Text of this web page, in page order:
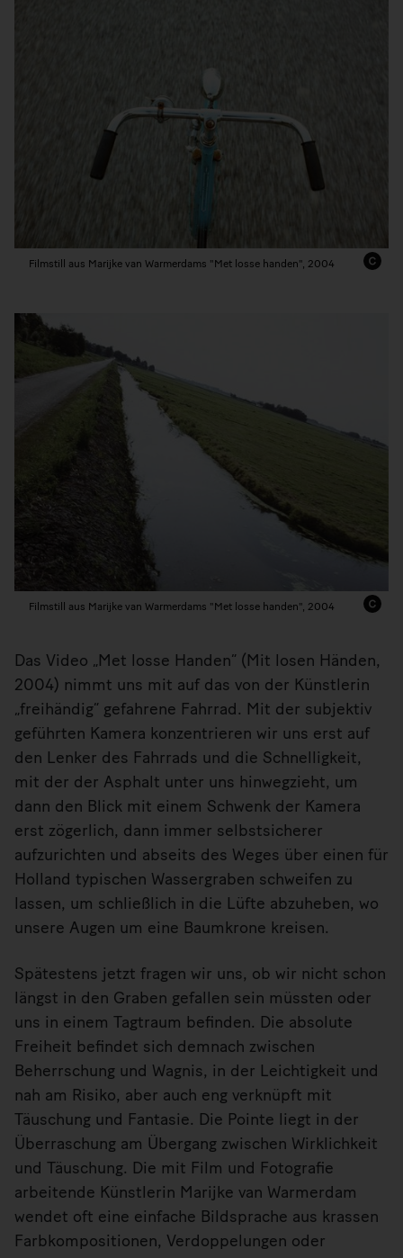
Filmstill aus Marijke van Warmerdams "Met losse handen", 2004
Das Video „Met losse Handen“ (Mit losen Händen,
2004) nimmt uns mit auf das von der Künstlerin
„freihändig“ gefahrene Fahrrad. Mit der subjektiv
geführten Kamera konzentrieren wir uns erst auf
den Lenker des Fahrrads und die Schnelligkeit,
mit der der Asphalt unter uns hinwegzieht, um
dann den Blick mit einem Schwenk der Kamera
erst zögerlich, dann immer selbstsicherer
aufzurichten und abseits des Weges über einen für
Holland typischen Wassergraben schweifen zu
lassen, um schließlich in die Lüfte abzuheben, wo
unsere Augen um eine Baumkrone kreisen.
Filmstill aus Marijke van Warmerdams "Met losse handen", 2004
Spätestens jetzt fragen wir uns, ob wir nicht schon
längst in den Graben gefallen sein müssten oder
uns in einem Tagtraum befinden. Die absolute
Freiheit befindet sich demnach zwischen
Beherrschung und Wagnis, in der Leichtigkeit und
nah am Risiko, aber auch eng verknüpft mit
Täuschung und Fantasie. Die Pointe liegt in der
Überraschung am Übergang zwischen Wirklichkeit
und Täuschung. Die mit Film und Fotografie
arbeitende Künstlerin Marijke van Warmerdam
wendet oft eine einfache Bildsprache aus krassen
Farbkompositionen, Verdoppelungen oder